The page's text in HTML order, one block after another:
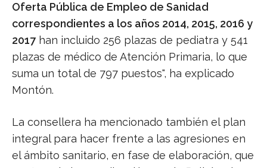
Oferta Pública de Empleo de Sanidad
correspondientes a los años 2014, 2015, 2016 y
2017han incluido 256 plazas de pediatra y 541
plazas de médico de Atención Primaria, lo que
suma un total de 797 puestos", ha explicado
Montón.
La consellera ha mencionado también el plan
integral para hacer frente a las agresiones en
el ámbito sanitario, en fase de elaboración, que